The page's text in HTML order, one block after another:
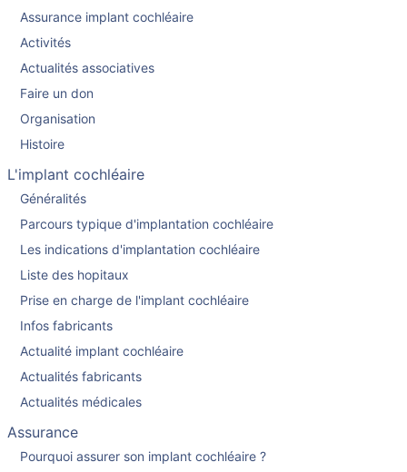
Assurance implant cochléaire
Activités
Actualités associatives
Faire un don
Organisation
Histoire
L'implant cochléaire
Généralités
Parcours typique d'implantation cochléaire
Les indications d'implantation cochléaire
Liste des hopitaux
Prise en charge de l'implant cochléaire
Infos fabricants
Actualité implant cochléaire
Actualités fabricants
Actualités médicales
Assurance
Pourquoi assurer son implant cochléaire ?